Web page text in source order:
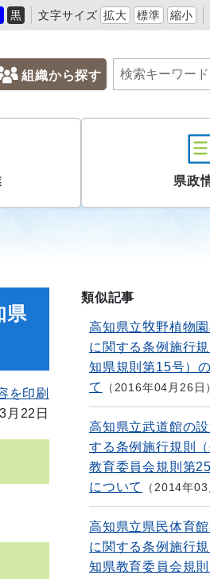
黒 文字サイズ 拡大 標準 縮小
組織から探す
県政
県
を印刷
月22日
類似記事
高知県立牧野植物
に関する条例施行
知県規則第15号）
て
2016年04月26日
高知県立武道館の
する条例施行規則
教育委員会規則第
について
2014年03
高知県立県民体育
に関する条例施行
知県教育委員会規